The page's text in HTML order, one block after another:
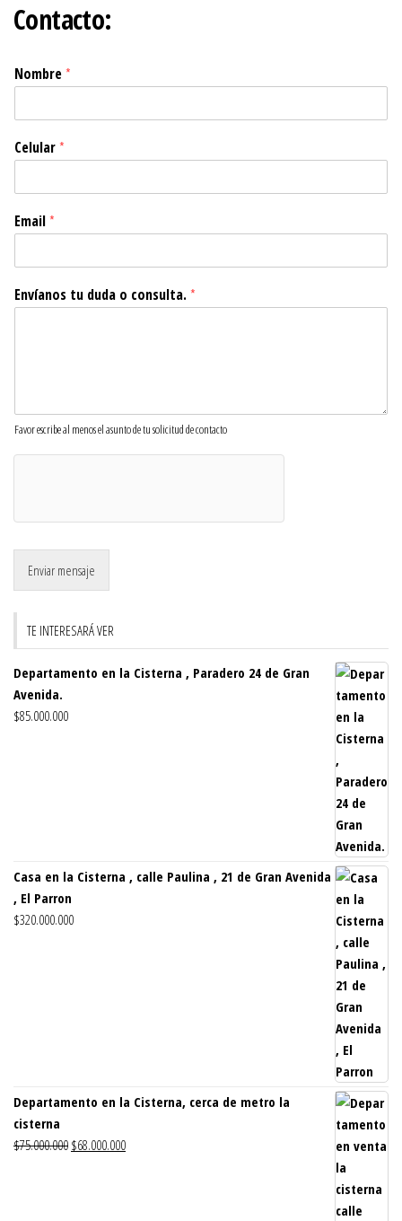
Contacto:
Nombre*
Celular*
Email*
Envíanos tu duda o consulta.*
Favor escribe al menos el asunto de tu solicitud de contacto
Enviar mensaje
TE INTERESARÁ VER
Departamento en la Cisterna , Paradero 24 de Gran
Avenida.
$85.000.000
Casa en la Cisterna , calle Paulina , 21 de Gran Avenida
, El Parron
$320.000.000
Departamento en la Cisterna, cerca de metro la
cisterna
$75.000.000 El
$68.000.000El